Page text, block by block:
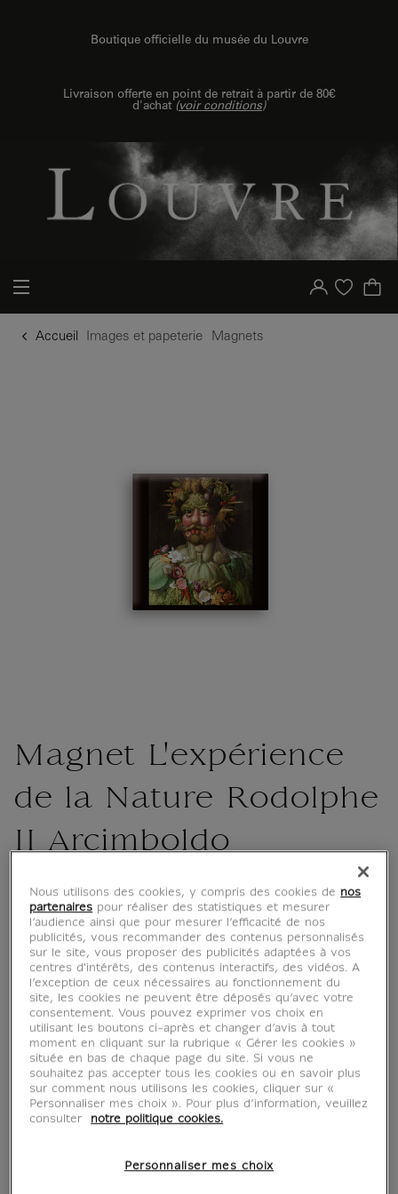
Boutique officielle du musée du Louvre
Livraison offerte en point de retrait à partir de 80€
d'achat (voir conditions)
Votre compte
Liste d'achat
Accueil Images et papeterie Magnets
Magnet L'expérience
de la Nature Rodolphe
II Arcimboldo
Ajoutez une touche d'originalité et de
mystère à votre quotidien avec ce magnet
inspiré du célèbre portrait de Rodolphe II par
Giuseppe Arcimboldo. Composé de fruits, de
légumes, et de fleurs savamment assemblés,
ce magnet aura toute sa place sur votre
réfrigérateur ou toute autre surface
magnétique...
Nous utilisons des cookies, y compris des cookies de nos
partenaires pour réaliser des statistiques et mesurer
l’audience ainsi que pour mesurer l’efficacité de nos
publicités, vous recommander des contenus personnalisés
sur le site, vous proposer des publicités adaptées à vos
centres d'intérêts, des contenus interactifs, des vidéos. A
l’exception de ceux nécessaires au fonctionnement du
site, les cookies ne peuvent être déposés qu’avec votre
consentement. Vous pouvez exprimer vos choix en
utilisant les boutons ci-après et changer d’avis à tout
moment en cliquant sur la rubrique « Gérer les cookies »
située en bas de chaque page du site. Si vous ne
souhaitez pas accepter tous les cookies ou en savoir plus
sur comment nous utilisons les cookies, cliquer sur «
Personnaliser mes choix ». Pour plus d’information, veuillez
consulter
notre politique cookies.
Personnaliser mes choix